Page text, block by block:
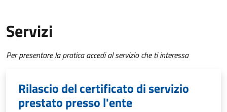
Servizi
Per presentare la pratica accedi al servizio che ti interessa
Rilascio del certificato di servizio
prestato presso l'ente